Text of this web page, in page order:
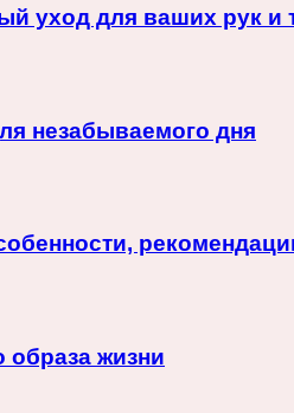
уход для ваших рук и
незабываемого дня
образа жизни